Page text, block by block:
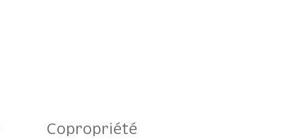
Copropriété